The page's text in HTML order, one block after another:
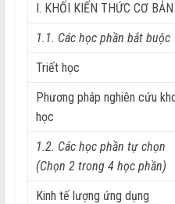
I. KHỐI KIẾN THỨC CƠ BẢN
1.1. Các học phần bắt buộc
Triết học
Phương pháp nghiên cứu
học
1.2. Các học phần tự chọn
(Chọn 2 trong 4 học phần)
Kinh tế lượng ứng dụng